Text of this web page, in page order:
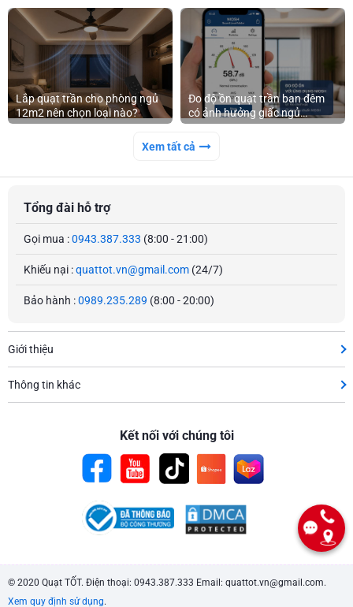
Lắp quạt trần cho phòng ngủ
12m2 nên chọn loại nào?
Đo độ ồn quạt trần ban đêm
có ảnh hưởng giấc ngủ
không?
Xem tất cả
Tổng đài hỗ trợ
Gọi mua :0943.387.333 (8:00 - 21:00)
Khiếu nại :quattot.vn@gmail.com (24/7)
Bảo hành :0989.235.289 (8:00 - 20:00)
Giới thiệu
Thông tin khác
Kết nối với chúng tôi
© 2020 Quạt TỐT. Điện thoại: 0943.387.333 Email: quattot.vn@gmail.com.
Xem quy định sử dụng.